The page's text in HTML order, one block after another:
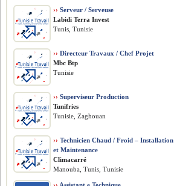
›› Serveur / Serveuse
Labidi Terra Invest
Tunis, Tunisie
›› Directeur Travaux / Chef Projet
Mbc Btp
Tunisie
›› Superviseur Production
Tunifries
Tunisie, Zaghouan
›› Technicien Chaud / Froid – Installation
et Maintenance
Climacarré
Manouba, Tunis, Tunisie